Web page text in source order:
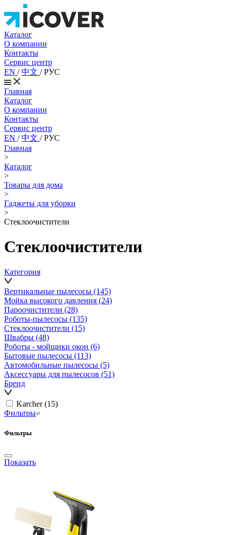
Каталог
О компании
Контакты
Сервис центр
EN /中文 /РУС
Главная
Каталог
О компании
Контакты
Сервис центр
EN /中文 /РУС
Главная
>
Каталог
>
Товары для дома
>
Гаджеты для уборки
>
Стеклоочистители
Стеклоочистители
Категория
Вертикальные пылесосы (145)
Мойка высокого давления (24)
Пароочистители (28)
Роботы-пылесосы (135)
Стеклоочистители (15)
Швабры (48)
Роботы - мойщики окон (6)
Бытовые пылесосы (113)
Автомобильные пылесосы (5)
Аксессуары для пылесосов (51)
Бренд
Karcher (15)
Фильтры
Фильтры
Показать